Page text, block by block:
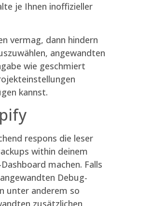
je Ihnen inoffizieller
vermag, dann hindern
angewandten
wie geschmiert
kannst.
respons die leser
within deinem
machen. Falls
Debug-
unter anderem so
zusätzlichen